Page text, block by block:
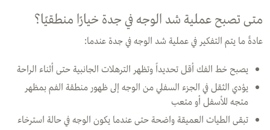
متى تصبح عملية شد الوجه في جدة خيارًا منطقيًا؟
عادةً ما يتم التفكير في عملية شد الوجه في جدة عندما:
يصبح خط الفك أقل تحديداً وتظهر الترهلات الجانبية حتى أثناء الراحة
يؤدي الثقل في الجزء السفلي من الوجه إلى ظهور منطقة الفم بمظهر
متجه للأسفل أو متعب
تبقى الطيات العميقة واضحة حتى عندما يكون الوجه في حالة استرخاء